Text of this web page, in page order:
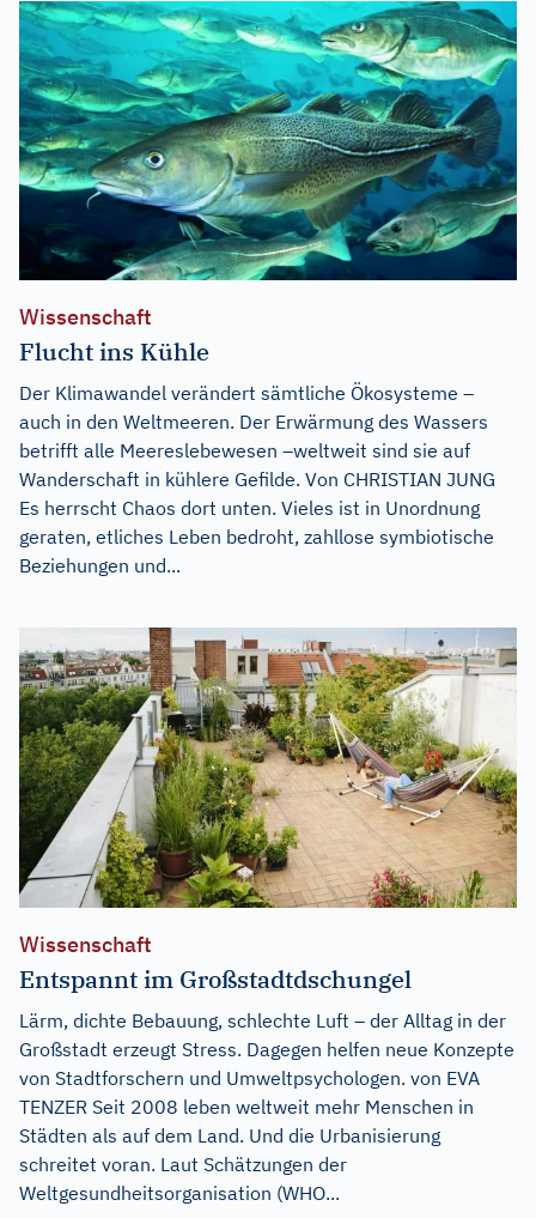
Wissenschaft
Flucht ins Kühle
Der Klimawandel verändert sämtliche Ökosysteme –
auch in den Weltmeeren. Der Erwärmung des Wassers
betrifft alle Meereslebewesen –weltweit sind sie auf
Wanderschaft in kühlere Gefilde. Von CHRISTIAN JUNG
Es herrscht Chaos dort unten. Vieles ist in Unordnung
geraten, etliches Leben bedroht, zahllose symbiotische
Beziehungen und...
Wissenschaft
Entspannt im Großstadtdschungel
Lärm, dichte Bebauung, schlechte Luft – der Alltag in der
Großstadt erzeugt Stress. Dagegen helfen neue Konzepte
von Stadtforschern und Umweltpsychologen. von EVA
TENZER Seit 2008 leben weltweit mehr Menschen in
Städten als auf dem Land. Und die Urbanisierung
schreitet voran. Laut Schätzungen der
Weltgesundheitsorganisation (WHO...